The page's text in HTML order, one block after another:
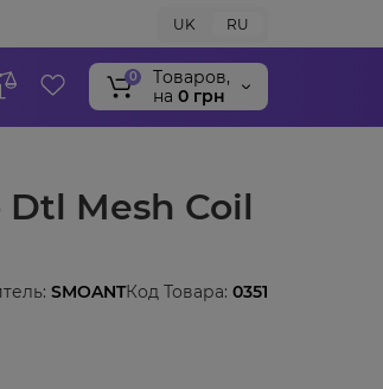
UK RU
0
Tоваров,
на 0 грн
Mesh Coil
SMOANTКод Товара: 0351